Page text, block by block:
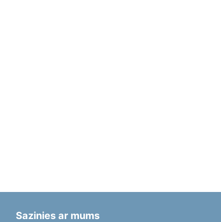
Sazinies ar mums